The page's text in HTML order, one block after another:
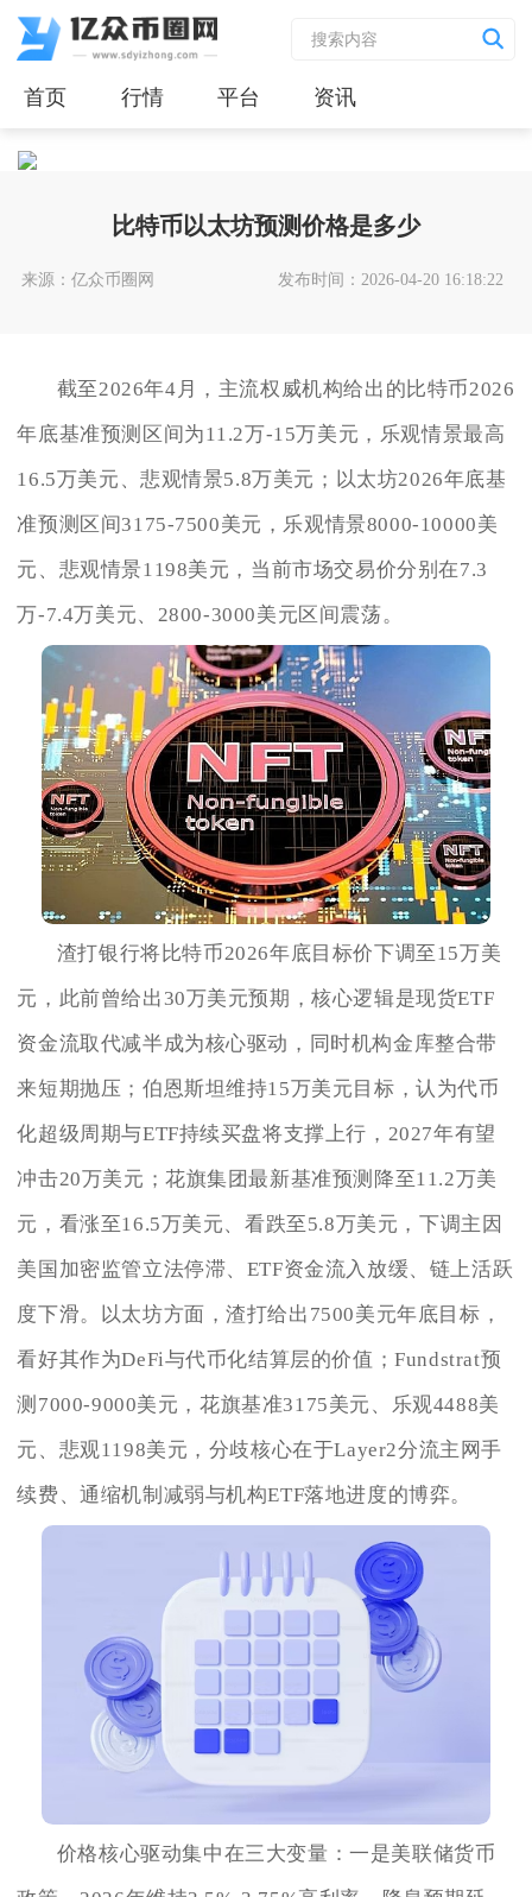
首页 行情 平台 资讯
比特币以太坊预测价格是多少
来源：亿众币圈网 发布时间：2026-04-20 16:18:22
截至2026年4月，主流权威机构给出的比特币2026
年底基准预测区间为11.2万-15万美元，乐观情景最高
16.5万美元、悲观情景5.8万美元；以太坊2026年底基
准预测区间3175-7500美元，乐观情景8000-10000美
元、悲观情景1198美元，当前市场交易价分别在7.3
万-7.4万美元、2800-3000美元区间震荡。
渣打银行将比特币2026年底目标价下调至15万美
元，此前曾给出30万美元预期，核心逻辑是现货ETF
资金流取代减半成为核心驱动，同时机构金库整合带
来短期抛压；伯恩斯坦维持15万美元目标，认为代币
化超级周期与ETF持续买盘将支撑上行，2027年有望
冲击20万美元；花旗集团最新基准预测降至11.2万美
元，看涨至16.5万美元、看跌至5.8万美元，下调主因
美国加密监管立法停滞、ETF资金流入放缓、链上活跃
度下滑。以太坊方面，渣打给出7500美元年底目标，
看好其作为DeFi与代币化结算层的价值；Fundstrat预
测7000-9000美元，花旗基准3175美元、乐观4488美
元、悲观1198美元，分歧核心在于Layer2分流主网手
续费、通缩机制减弱与机构ETF落地进度的博弈。
价格核心驱动集中在三大变量：一是美联储货币